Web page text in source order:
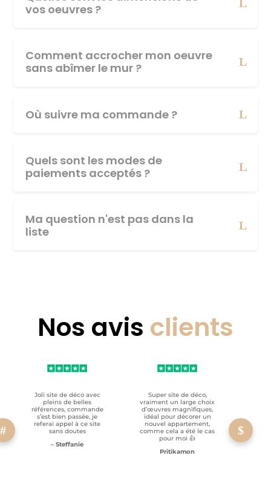
vos oeuvres ?
Comment accrocher mon oeuvre
sans abîmer le mur ?
Où suivre ma commande ?
Quels sont les modes de
paiements acceptés ?
Ma question n'est pas dans la
liste
Nos avis clients
Joli site de déco avec
pleins de belles
références, commande
s’est bien passée, je
referai appel à ce site
sans doutes
– Steffanie
Super site de déco,
vraiment un large choix
d’œuvres magnifiques,
idéal pour décorer un
nouvel appartement,
comme cela a été le cas
pour moi 👍
Pritikamon